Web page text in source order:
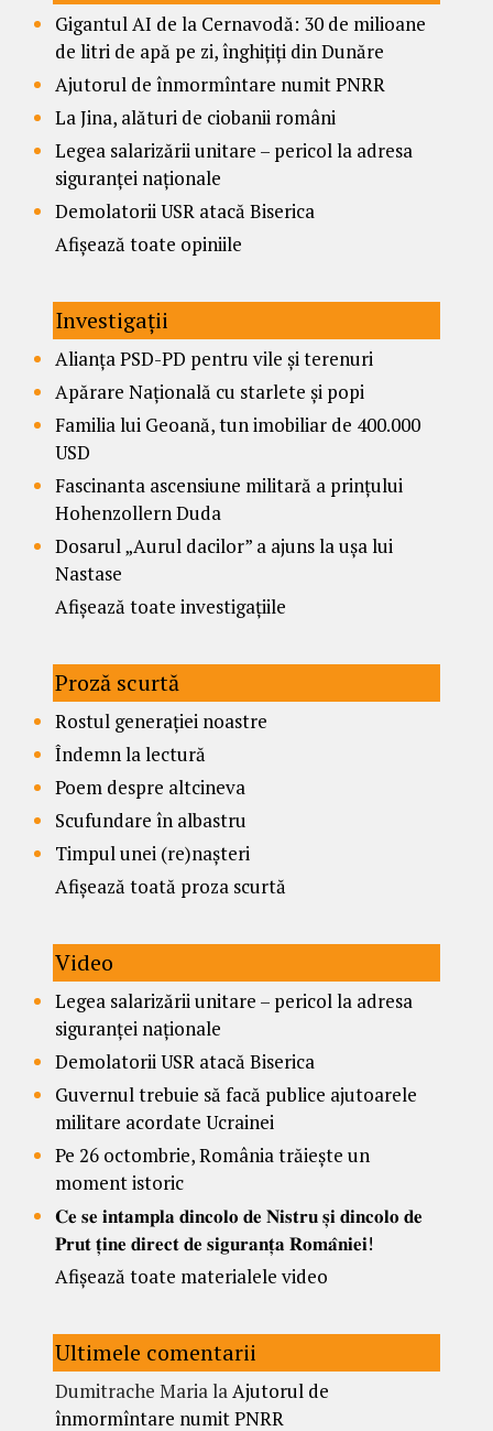
Gigantul AI de la Cernavodă: 30 de milioane
de litri de apă pe zi, înghițiți din Dunăre
Ajutorul de înmormîntare numit PNRR
La Jina, alături de ciobanii români
Legea salarizării unitare – pericol la adresa
siguranței naționale
Demolatorii USR atacă Biserica
Afișează toate opiniile
Investigații
Alianța PSD-PD pentru vile și terenuri
Apărare Națională cu starlete și popi
Familia lui Geoană, tun imobiliar de 400.000
USD
Fascinanta ascensiune militară a prințului
Hohenzollern Duda
Dosarul „Aurul dacilor” a ajuns la ușa lui
Nastase
Afișează toate investigațiile
Proză scurtă
Rostul generației noastre
Îndemn la lectură
Poem despre altcineva
Scufundare în albastru
Timpul unei (re)nașteri
Afișează toată proza scurtă
Video
Legea salarizării unitare – pericol la adresa
siguranței naționale
Demolatorii USR atacă Biserica
Guvernul trebuie să facă publice ajutoarele
militare acordate Ucrainei
Pe 26 octombrie, România trăiește un
moment istoric
𝐂𝐞 𝐬𝐞 𝐢𝐧𝐭𝐚𝐦𝐩𝐥𝐚 𝐝𝐢𝐧𝐜𝐨𝐥𝐨 𝐝𝐞 𝐍𝐢𝐬𝐭𝐫𝐮 𝐬̦𝐢 𝐝𝐢𝐧𝐜𝐨𝐥𝐨 𝐝𝐞
𝐏𝐫𝐮𝐭 𝐭̦𝐢𝐧𝐞 𝐝𝐢𝐫𝐞𝐜𝐭 𝐝𝐞 𝐬𝐢𝐠𝐮𝐫𝐚𝐧𝐭̦𝐚 𝐑𝐨𝐦𝐚̂𝐧𝐢𝐞𝐢!
Afișează toate materialele video
Ultimele comentarii
Dumitrache Maria la Ajutorul de
înmormîntare numit PNRR